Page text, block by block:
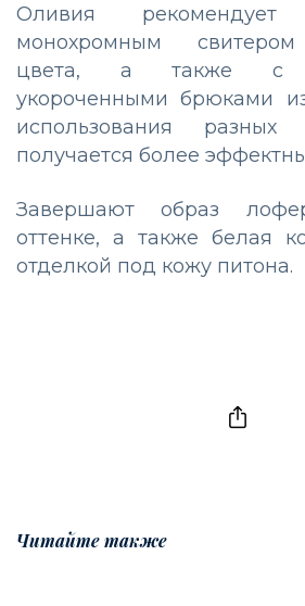
Оливия
монохромным свитером
цвета, а также с
укороченными брюками
использования разных
получается более
Завершают образ
оттенке, а также белая
отделкой под кожу питона.
Читайте также